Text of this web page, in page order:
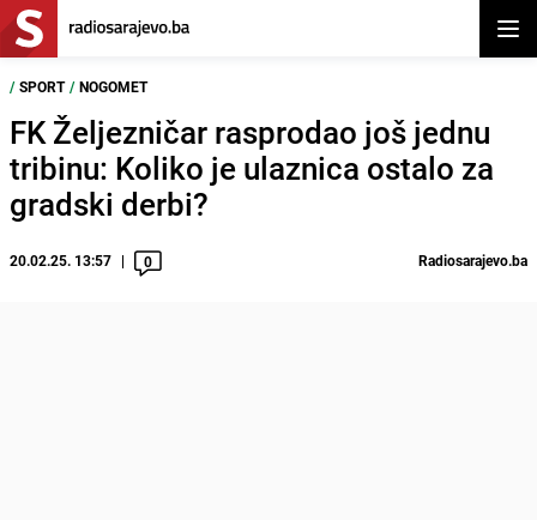
/ SPORT / NOGOMET
FK Željezničar rasprodao još jednu
tribinu: Koliko je ulaznica ostalo za
gradski derbi?
20.02.25. 13:57 0 Radiosarajevo.ba